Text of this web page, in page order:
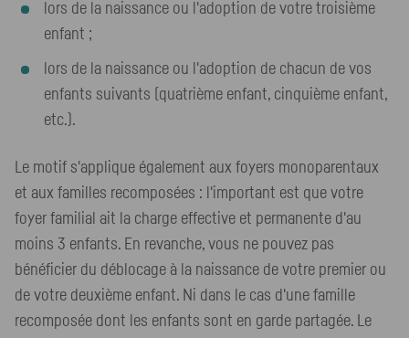
lors de la naissance ou l'adoption de votre troisième
enfant ;
lors de la naissance ou l'adoption de chacun de vos
enfants suivants (quatrième enfant, cinquième enfant,
etc.).
Le motif s'applique également aux foyers monoparentaux
et aux familles recomposées : l'important est que votre
foyer familial ait la charge effective et permanente d'au
moins 3 enfants. En revanche, vous ne pouvez pas
bénéficier du déblocage à la naissance de votre premier ou
de votre deuxième enfant. Ni dans le cas d'une famille
recomposée dont les enfants sont en garde partagée. Le